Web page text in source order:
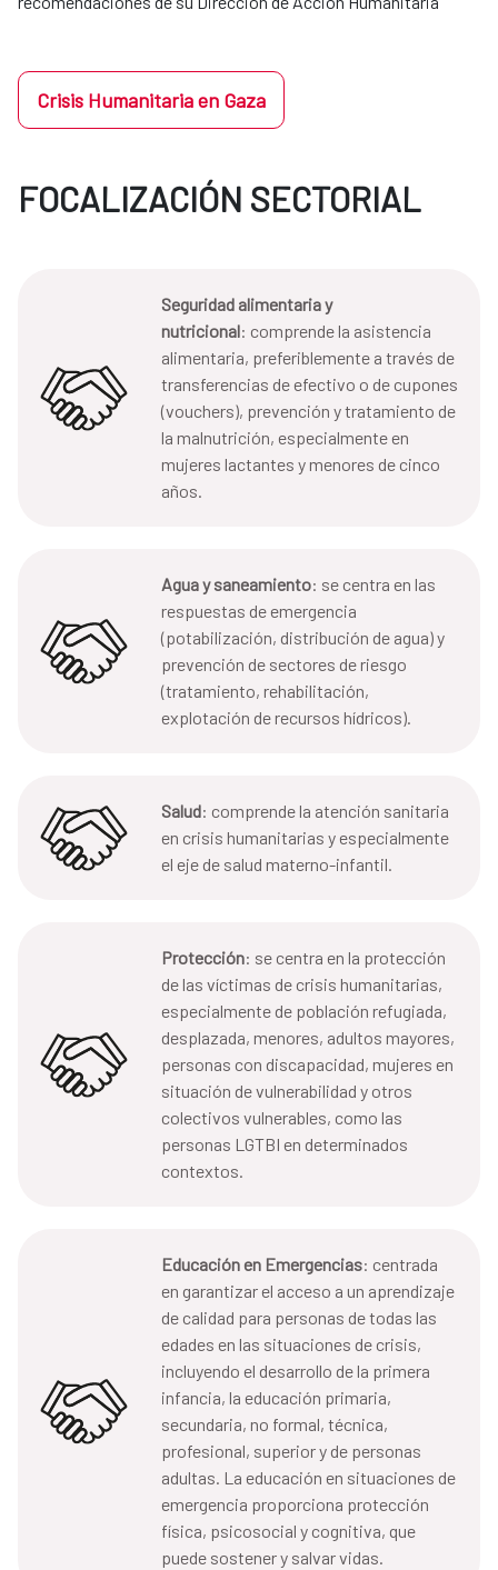
Crisis Humanitaria en Gaza
FOCALIZACIÓN SECTORIAL
Seguridad alimentaria y
nutricional: comprende la asistencia
alimentaria, preferiblemente a través de
transferencias de efectivo o de cupones
(vouchers), prevención y tratamiento de
la malnutrición, especialmente en
mujeres lactantes y menores de cinco
años.
Agua y saneamiento: se centra en las
respuestas de emergencia
(potabilización, distribución de agua) y
prevención de sectores de riesgo
(tratamiento, rehabilitación,
explotación de recursos hídricos).
Salud: comprende la atención sanitaria
en crisis humanitarias y especialmente
el eje de salud materno-infantil.
Protección: se centra en la protección
de las víctimas de crisis humanitarias,
especialmente de población refugiada,
desplazada, menores, adultos mayores,
personas con discapacidad, mujeres en
situación de vulnerabilidad y otros
colectivos vulnerables, como las
personas LGTBI en determinados
contextos.
Educación en Emergencias: centrada
en garantizar el acceso a un aprendizaje
de calidad para personas de todas las
edades en las situaciones de crisis,
incluyendo el desarrollo de la primera
infancia, la educación primaria,
secundaria, no formal, técnica,
profesional, superior y de personas
adultas. La educación en situaciones de
emergencia proporciona protección
física, psicosocial y cognitiva, que
puede sostener y salvar vidas.